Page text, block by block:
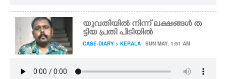
യുവതിയിൽ നിന്ന് ലക്ഷങ്ങൾ ത
ട്ടിയ പ്രതി പിടിയിൽ
CASE-DIARY > KERALA | SUN MAY, 1:51 AM